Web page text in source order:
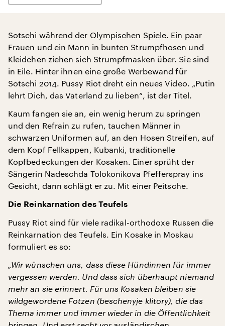
Sotschi während der Olympischen Spiele. Ein paar
Frauen und ein Mann in bunten Strumpfhosen und
Kleidchen ziehen sich Strumpfmasken über. Sie sind
in Eile. Hinter ihnen eine große Werbewand für
Sotschi 2014. Pussy Riot dreht ein neues Video. „Putin
lehrt Dich, das Vaterland zu lieben“, ist der Titel.
Kaum fangen sie an, ein wenig herum zu springen
und den Refrain zu rufen, tauchen Männer in
schwarzen Uniformen auf, an den Hosen Streifen, auf
dem Kopf Fellkappen, Kubanki, traditionelle
Kopfbedeckungen der Kosaken. Einer sprüht der
Sängerin Nadeschda Tolokonikova Pfefferspray ins
Gesicht, dann schlägt er zu. Mit einer Peitsche.
Die Reinkarnation des Teufels
Pussy Riot sind für viele radikal-orthodoxe Russen die
Reinkarnation des Teufels. Ein Kosake in Moskau
formuliert es so:
„Wir wünschen uns, dass diese Hündinnen für immer
vergessen werden. Und dass sich überhaupt niemand
mehr an sie erinnert. Für uns Kosaken bleiben sie
wildgewordene Fotzen (beschenyje klitory), die das
Thema immer und immer wieder in die Öffentlichkeit